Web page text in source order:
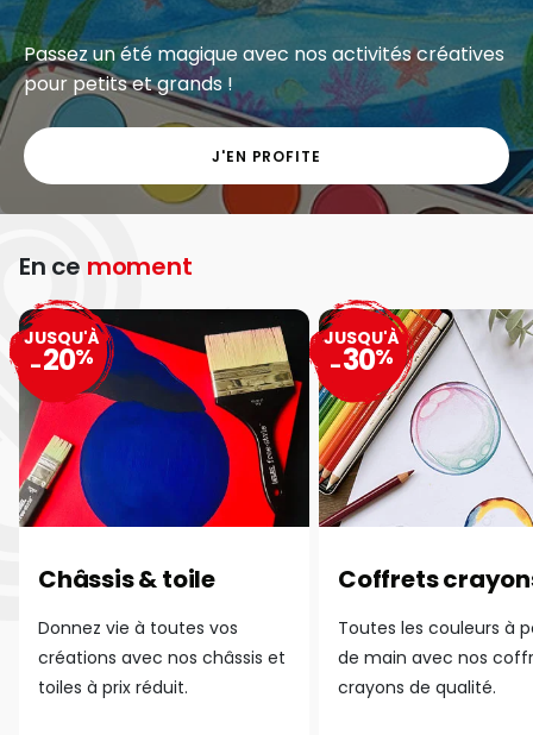
Passez un été magique avec nos activités créatives
pour petits et grands !
J'EN PROFITE
En ce moment
Châssis & toile
Donnez vie à toutes vos
créations avec nos châssis et
toiles à prix réduit.
JUSQU'À
-20%
Coffrets
Toutes les couleurs à
de main avec nos
crayons de qualité.
JUSQU'À
-30%